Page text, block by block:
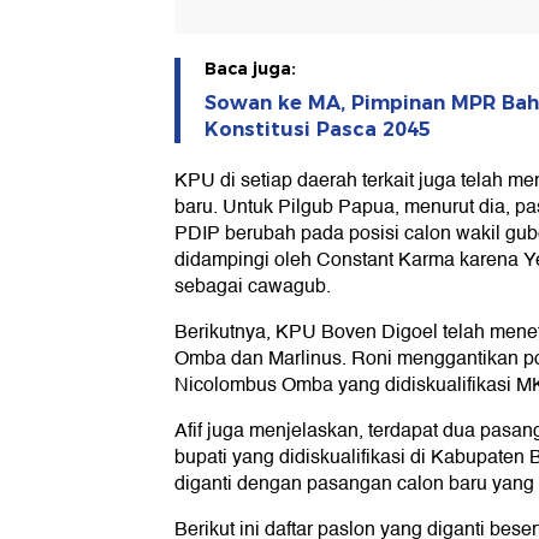
Baca juga:
Sowan ke MA, Pimpinan MPR
Konstitusi Pasca 2045
KPU di setiap daerah terkait juga telah
baru. Untuk Pilgub Papua, menurut dia,
PDIP berubah pada posisi calon wakil
didampingi oleh Constant Karma karena
sebagai cawagub.
Berikutnya, KPU Boven Digoel telah
Omba dan Marlinus. Roni menggantikan
Nicolombus Omba yang didiskualifikasi
Afif juga menjelaskan, terdapat dua
bupati yang didiskualifikasi di Kabupaten
diganti dengan pasangan calon baru
Berikut ini daftar paslon yang diganti